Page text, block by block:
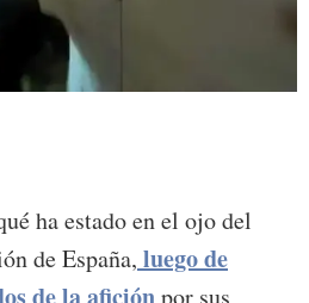
ha estado en el ojo del
de España, luego de